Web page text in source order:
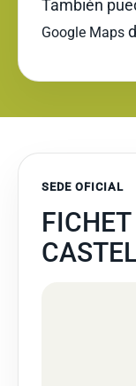
También
Google Maps
SEDE OFICIAL